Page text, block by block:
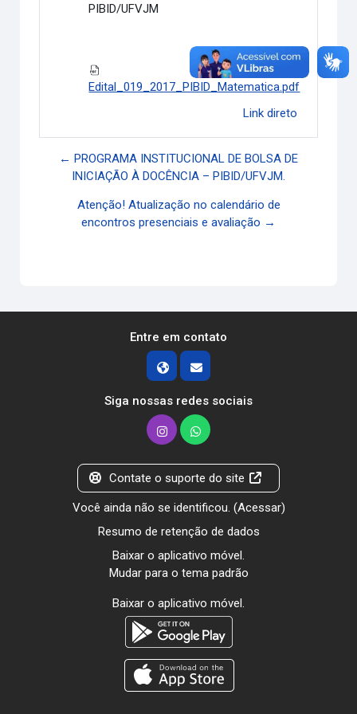
PIBID/UFVJM
Edital_019_2017_PIBID_Matematica.pdf
Link direto
← PROGRAMA INSTITUCIONAL DE BOLSA DE
INICIAÇÃO À DOCÊNCIA – PIBID/UFVJM.
Atenção! Atualização no calendário de
encontros presenciais e avaliação →
Entre em contato
Siga nossas redes sociais
Contate o suporte do site
Você ainda não se identificou. (Acessar)
Resumo de retenção de dados
Baixar o aplicativo móvel.
Mudar para o tema padrão
Baixar o aplicativo móvel.